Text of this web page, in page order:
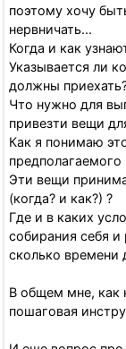
поэтому хочу
нервничать...
Когда и как
Указывается ли
должны
Что нужно для
привезти вещи
Как я понимаю
Эти вещи
(когда? и как?) ?
Где и в каких
собирания себя и
сколько времени
В общем мне, как
пошаговая